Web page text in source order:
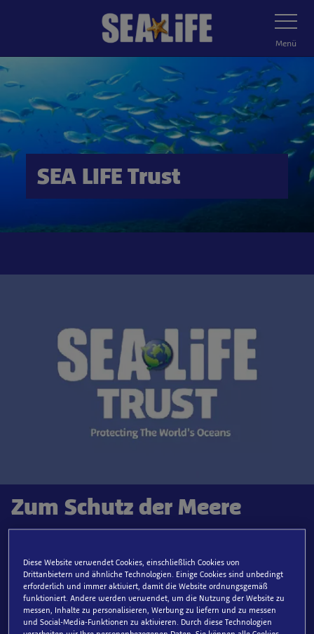
Navigation
Menü
SEA LIFE Trust
Zum Schutz der Meere
Unsere eingetragene Umweltschutzorganisation (no.
1175859) engagiert sich für denSchutz des maritimen
Lebensraums und der Umwelt. Wir sind stolz darauf
Diese Website verwendet Cookies, einschließlich Cookies von
Drittanbietern und ähnliche Technologien. Einige Cookies sind unbedingt
erforderlich und immer aktiviert, damit die Website ordnungsgemäß
funktioniert. Andere werden verwendet, um die Nutzung der Website zu
messen, Inhalte zu personalisieren, Werbung zu liefern und zu messen
und Social-Media-Funktionen zu aktivieren. Durch diese Technologien